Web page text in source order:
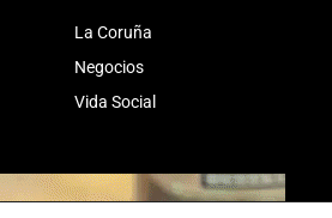
La Coruña
Negocios
Vida Social